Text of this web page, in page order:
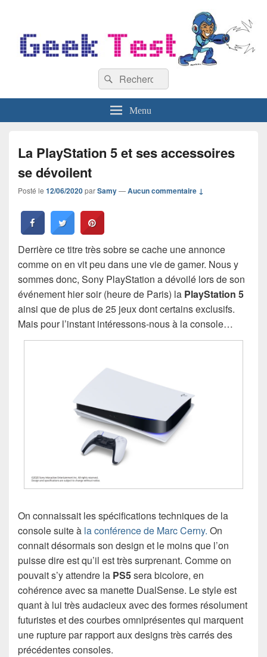
Recherche :
Rechercher
Menu
La PlayStation 5 et ses accessoires
se dévoilent
Posté le 12/06/2020parSamy—Aucun commentaire ↓
Derrière ce titre très sobre se cache une annonce
comme on en vit peu dans une vie de gamer. Nous y
sommes donc, Sony PlayStation a dévoilé lors de son
événement hier soir (heure de Paris) la PlayStation 5
ainsi que de plus de 25 jeux dont certains exclusifs.
Mais pour l’instant intéressons-nous à la console…
On connaissait les spécifications techniques de la
console suite à la conférence de Marc Cerny. On
connait désormais son design et le moins que l’on
puisse dire est qu’il est très surprenant. Comme on
pouvait s’y attendre la PS5sera bicolore, en
cohérence avec sa manette DualSense. Le style est
quant à lui très audacieux avec des formes résolument
futuristes et des courbes omniprésentes qui marquent
une rupture par rapport aux designs très carrés des
précédentes consoles.